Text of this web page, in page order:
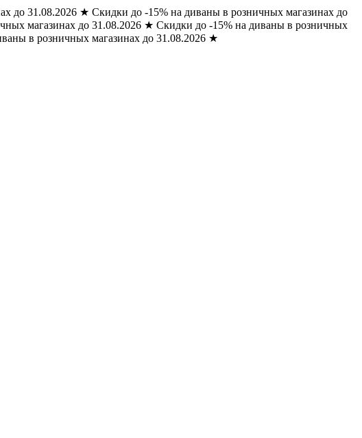
до 31.08.2026 ★ Скидки до -15% на диваны в розничных магазинах до
магазинах до 31.08.2026 ★ Скидки до -15% на диваны в розничных
в розничных магазинах до 31.08.2026 ★